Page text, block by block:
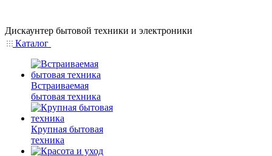
Дискаунтер бытовой техники и электроники
Каталог
Встраиваемая
бытовая техника
Крупная бытовая
техника